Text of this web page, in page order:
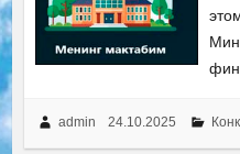
admin 24.10.2025